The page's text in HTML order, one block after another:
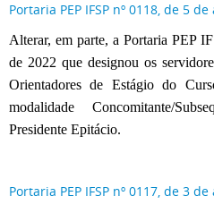
Portaria PEP IFSP nº 0118, de 5
Alterar, em parte, a Portaria PEP
de 2022 que designou os
Orientadores de Estágio do
modalidade Concomitante/
Presidente Epitácio.
Portaria PEP IFSP nº 0117, de 3